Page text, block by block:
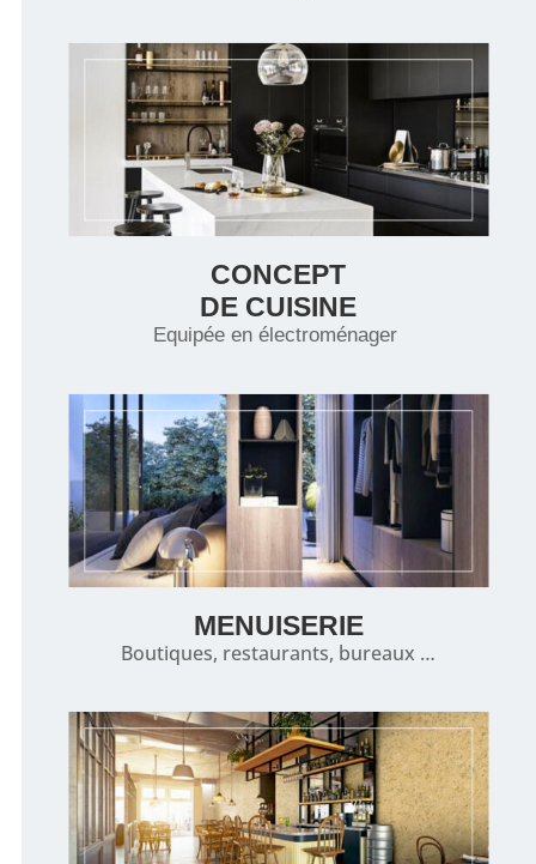
CONCEPT
DE CUISINE
Equipée en électroménager
MENUISERIE
Boutiques, restaurants, bureaux …